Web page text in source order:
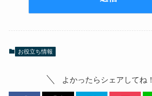
お役立ち情報
よかったらシェアしてね！